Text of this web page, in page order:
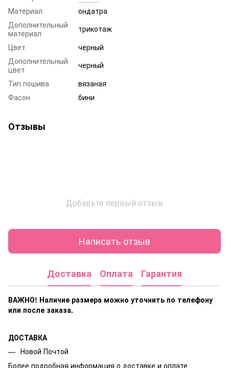
Материал
ондатра
Дополнительный
материал
трикотаж
Цвет
черный
Дополнительный
цвет
черный
Тип пошива
вязаная
Фасон
бини
Отзывы
Добавьте первый отзыв
Написать отзыв
Доставка Оплата Гарантия
ВАЖНО! Наличие размера можно уточнить по телефону
или после заказа.
ДОСТАВКА
Новой Почтой
Более подробная информация о доставке и оплате